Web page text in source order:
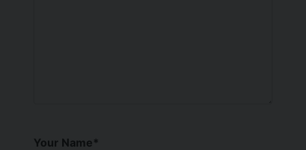
Your Name*